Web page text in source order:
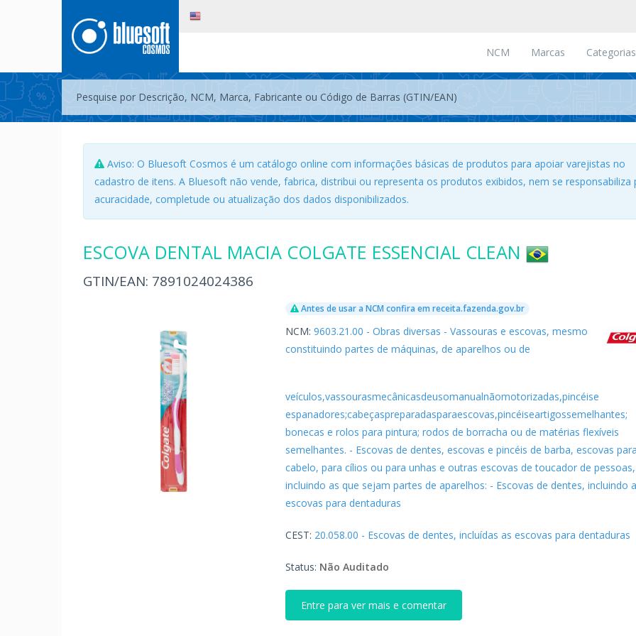
NCM Marcas Categorias
Aviso: O Bluesoft Cosmos é um catálogo online com informações básicas de produtos para apoiar varejistas no
cadastro de itens. A Bluesoft não vende, fabrica, distribui ou representa os produtos exibidos, nem se responsabiliza
acuracidade, completude ou atualização dos dados disponibilizados.
ESCOVA DENTAL MACIA COLGATE ESSENCIAL CLEAN
GTIN/EAN: 7891024024386
Antes de usar a NCM confira em receita.fazenda.gov.br
NCM: 9603.21.00 - Obras diversas - Vassouras e escovas, mesmo
constituindo partes de máquinas, de aparelhos ou de
veículos,vassourasmecânicasdeusomanualnãomotorizadas,pincéise
espanadores;cabeçaspreparadasparaescovas,pincéiseartigossemelhantes;
bonecas e rolos para pintura; rodos de borracha ou de matérias flexíveis
semelhantes. - Escovas de dentes, escovas e pincéis de barba, escovas
cabelo, para cílios ou para unhas e outras escovas de toucador de pessoas,
incluindo as que sejam partes de aparelhos: - Escovas de dentes, incluindo
escovas para dentaduras
CEST: 20.058.00 - Escovas de dentes, incluídas as escovas para dentaduras
Status: Não Auditado
Entre para ver mais e comentar